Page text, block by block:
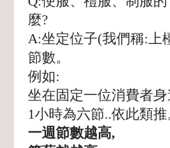
麼?
A:坐定位子(我們稱:上
節數。
例如:
坐在固定一位消費者
1小時為六節..依此類推
一週節數越高,